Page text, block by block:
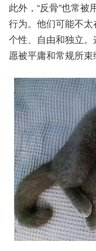
此外，“反骨”也常
行为。他们可能不
个性、自由和独立
愿被平庸和常规所束